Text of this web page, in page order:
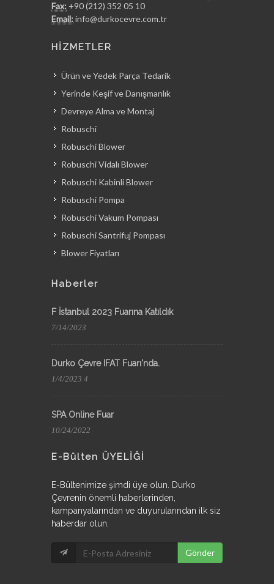
Fax: +90 (212) 352 05 10
Email: info@durkocevre.com.tr
HİZMETLER
Ürün ve Yedek Parça Tedarik
Yerinde Keşif ve Danışmanlık
Devreye Alma ve Montaj
Robuschi
Robuschi Blower
Robuschi Vidalı Blower
Robuschi Kabinli Blower
Robuschi Pompa
Robuschi Vakum Pompası
Robuschi Santrifuj Pompası
Blower Fiyatları
Haberler
F İstanbul 2023 Fuarına Katıldık
7/14/2023
Durko Çevre IFAT Fuarı'nda.
1/4/2023 4
SPA Online Fuar
10/24/2022
E-Bülten ÜYELİĞİ
E-Bültenimize şimdi üye olun. Durko
Çevrenin önemli haberlerinden,
kampanyalarından ve duyurularından ilk siz
haberdar olun.